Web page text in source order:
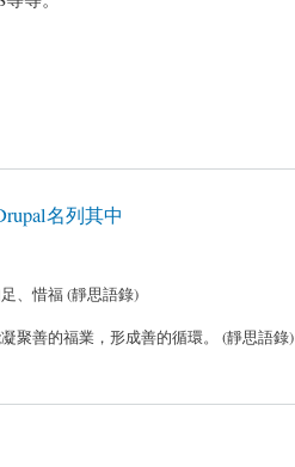
名列其中
、惜福 (靜思語錄)
聚善的福業，形成善的循環。 (靜思語錄)